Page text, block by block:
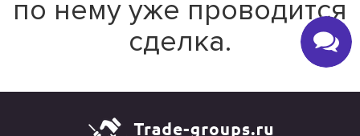
по нему уже проводится
сделка.